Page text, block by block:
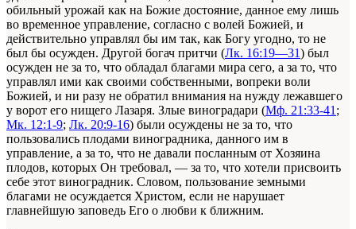
обильный урожай как на Божие достояние, данное ему лишь
во временное управление, согласно с волей Божией, и
действительно управлял бы им так, как Богу угодно, то не
был бы осужден. Другой богач притчи (Лк. 16:19—31) был
осужден не за то, что обладал благами мира сего, а за то, что
управлял ими как своими собственными, вопреки воли
Божией, и ни разу не обратил внимания на нужду лежавшего
у ворот его нищего Лазаря. Злые виноградари (Мф. 21:33-41 ;
Мк. 12:1-9; Лк. 20:9-16) были осуждены не за то, что
пользовались плодами виноградника, данного им в
управление, а за то, что не давали посланным от Хозяина
плодов, которых Он требовал, — за то, что хотели присвоить
себе этот виноградник. Словом, пользование земными
благами не осуждается Христом, если не нарушает
главнейшую заповедь Его о любви к ближним.